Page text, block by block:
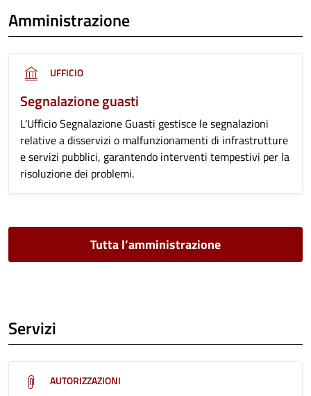
Amministrazione
UFFICIO
Segnalazione guasti
L'Ufficio Segnalazione Guasti gestisce le segnalazioni
relative a disservizi o malfunzionamenti di infrastrutture
e servizi pubblici, garantendo interventi tempestivi per la
risoluzione dei problemi.
Tutta l’amministrazione
Servizi
AUTORIZZAZIONI